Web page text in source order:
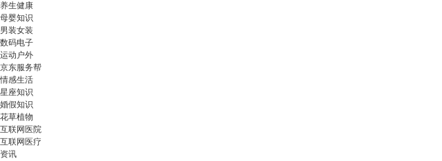
养生健康
母婴知识
男装女装
数码电子
运动户外
京东服务帮
情感生活
星座知识
婚假知识
花草植物
互联网医院
互联网医疗
资讯